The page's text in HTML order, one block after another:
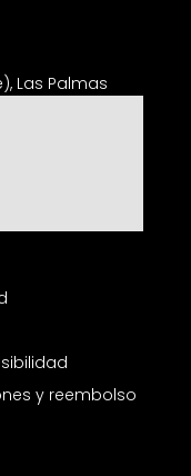
Las Palmas
y reembolso